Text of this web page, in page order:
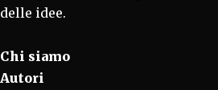
delle idee.
Chi siamo
Autori